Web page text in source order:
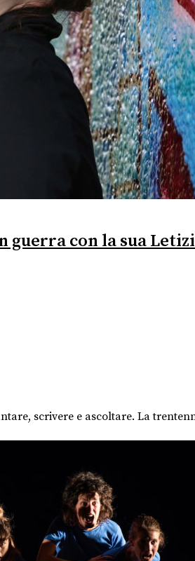
guerra con la sua
scrivere e ascoltare. La